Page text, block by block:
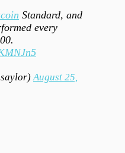
Standard, and
every
August 25,